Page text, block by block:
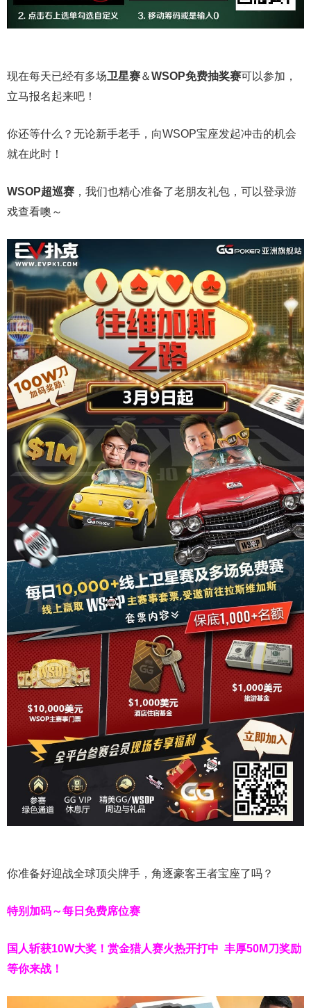
现在每天已经有多场卫星赛＆WSOP免费抽奖赛可以参加，
立马报名起来吧！
你还等什么？无论新手老手，向WSOP宝座发起冲击的机会
就在此时！
WSOP超巡赛 ，我们也精心准备了老朋友礼包，可以登录游
戏查看噢～
你准备好迎战全球顶尖牌手，角逐豪客王者宝座了吗？
特别加码～每日免费席位赛
国人斩获10W大奖！ 赏金猎人赛火热开打中 丰厚50M刀奖励
等你来战！